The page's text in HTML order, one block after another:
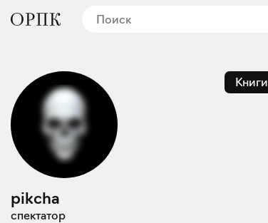
pikcha
спектатор
Книги